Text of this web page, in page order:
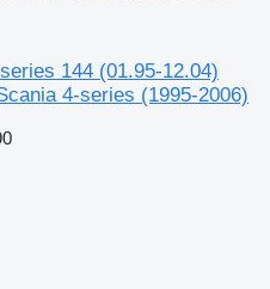
144 (01.95-12.04)
4-series (1995-2006)